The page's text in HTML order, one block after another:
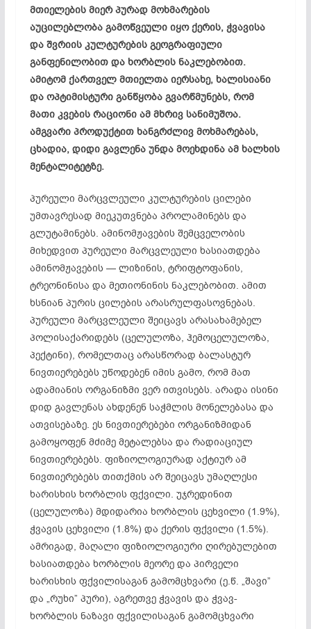
მთიელების მიერ პურად მოხმარების
აუცილებლობა გამოწვეული იყო ქერის, ჭვავისა
და შვრიის კულტურების გეოგრაფიული
განფენილობით და ხორბლის ნაკლებობით.
ამიტომ ქართველ მთიელთა იერსახე, ხალისიანი
და ოპტიმისტური განწყობა გვარწმუნებს, რომ
მათი კვების რაციონი ამ მხრივ სანიმუშოა.
ამგვარი პროდუქტით ხანგრძლივ მოხმარებას,
ცხადია, დიდი გავლენა უნდა მოეხდინა ამ ხალხის
მენტალიტეტზე.
პურეული მარცვლეული კულტურების ცილები
უმთავრესად მიეკუთვნება პროლამინებს და
გლუტამინებს. ამინომჟავების შემცველობის
მიხედვით პურეული მარცვლეული ხასიათდება
ამინომჟავების — ლიზინის, ტრიფტოფანის,
ტრეონინისა და მეთიონინის ნაკლებობით. ამით
ხსნიან პურის ცილების არასრულფასოვნებას.
პურეული მარცვლეული შეიცავს არასახამებელ
პოლისაქარიდებს (ცელულოზა, ჰემოცელულოზა,
პექტინი), რომელთაც არასწორად ბალასტურ
ნივთიერებებს უწოდებენ იმის გამო, რომ მათ
ადამიანის ორგანიზმი ვერ ითვისებს. არადა ისინი
დიდ გავლენას ახდენენ საჭმლის მონელებასა და
ათვისებაზე. ეს ნივთიერებები ორგანიზმიდან
გამოყოფენ მძიმე მეტალებსა და რადიაციულ
ნივთიერებებს. ფიზიოლოგიურად აქტიურ ამ
ნივთიერებებს თითქმის არ შეიცავს უმაღლესი
ხარისხის ხორბლის ფქვილი. უჯრედინით
(ცელულოზა) მდიდარია ხორბლის ცეხვილი (1.9%),
ჭვავის ცეხვილი (1.8%) და ქერის ფქვილი (1.5%).
ამრიგად, მაღალი ფიზიოლოგიური ღირებულებით
ხასიათდება ხორბლის მეორე და პირველი
ხარისხის ფქვილისაგან გამომცხვარი (ე.წ. „შავი”
და „რუხი” პური), აგრეთვე ჭვავის და ჭვავ-
ხორბლის ნაზავი ფქვილისაგან გამომცხვარი